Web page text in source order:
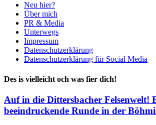
Neu hier?
Über mich
PR & Media
Unterwegs
Impressum
Datenschutzerklärung
Datenschutzerklärung für Social Media
Des is vielleicht och was fier dich!
Auf in die Dittersbacher Felsenwelt!
beeindruckende Runde in der